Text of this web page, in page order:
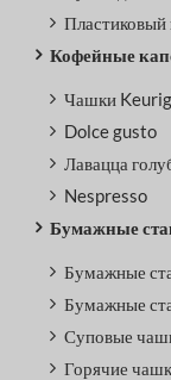
Пластиковый
Кофейные
Чашки
Dolce gusto
Лавацца
Nespresso
Бумажные
Бумажные
Бумажные
Суповые
Горячие